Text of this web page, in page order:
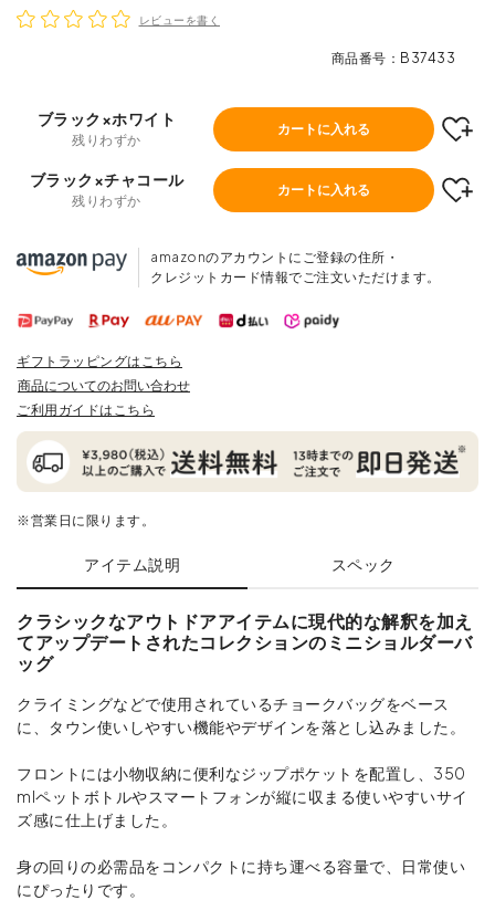
レビューを書く
商品番号 B37433
ブラック×ホワイト
残りわずか
カートに入れる
ブラック×チャコール
残りわずか
カートに入れる
amazonのアカウントにご登録の住所・
クレジットカード情報でご注文いただけます。
ギフトラッピングはこちら
商品についてのお問い合わせ
ご利用ガイドはこちら
※営業日に限ります。
アイテム説明 スペック
クラシックなアウトドアアイテムに現代的な解釈を加え
てアップデートされたコレクションのミニショルダーバ
ッグ
クライミングなどで使用されているチョークバッグをベース
に、タウン使いしやすい機能やデザインを落とし込みました。
フロントには小物収納に便利なジップポケットを配置し、350
mlペットボトルやスマートフォンが縦に収まる使いやすいサイ
ズ感に仕上げました。
身の回りの必需品をコンパクトに持ち運べる容量で、日常使い
にぴったりです。